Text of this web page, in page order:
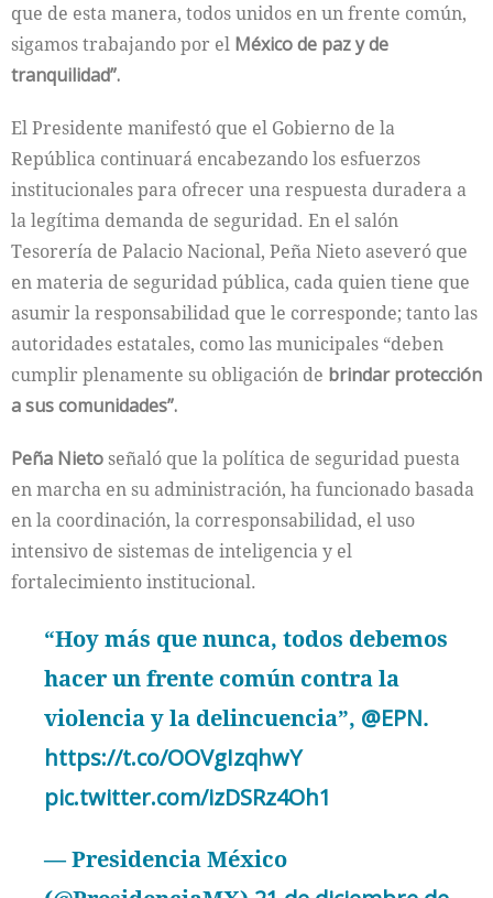
que de esta manera, todos unidos en un frente común,
sigamos trabajando por el México de paz y de
tranquilidad”.
El Presidente manifestó que el Gobierno de la
República continuará encabezando los esfuerzos
institucionales para ofrecer una respuesta duradera a
la legítima demanda de seguridad. En el salón
Tesorería de Palacio Nacional, Peña Nieto aseveró que
en materia de seguridad pública, cada quien tiene que
asumir la responsabilidad que le corresponde; tanto las
autoridades estatales, como las municipales “deben
cumplir plenamente su obligación de brindar protección
a sus comunidades”.
Peña Nietoseñaló que la política de seguridad puesta
en marcha en su administración, ha funcionado basada
en la coordinación, la corresponsabilidad, el uso
intensivo de sistemas de inteligencia y el
fortalecimiento institucional.
“Hoy más que nunca, todos debemos
hacer un frente común contra la
violencia y la delincuencia”, @EPN.
https://t.co/OOVgIzqhwY
pic.twitter.com/izDSRz4Oh1
— Presidencia México